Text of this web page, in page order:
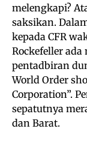
melengkapi?
saksikan.
kepada CFR
Rockefeller
pentadbiran
World Order
Corporation”.
sepatutnya
dan Barat.